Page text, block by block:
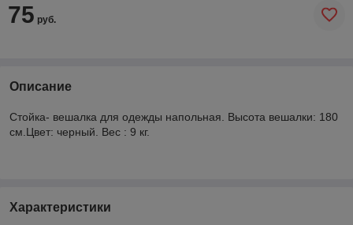
75 руб.
Описание
Стойка- вешалка для одежды напольная. Высота вешалки: 180
см.Цвет: черный. Вес : 9 кг.
Характеристики